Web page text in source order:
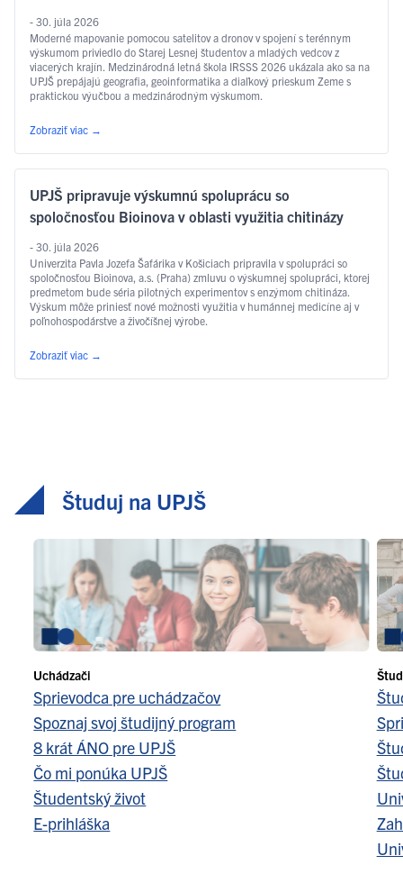
- 30. júla 2026
Moderné mapovanie pomocou satelitov a dronov v spojení s terénnym
výskumom priviedlo do Starej Lesnej študentov a mladých vedcov z
viacerých krajín. Medzinárodná letná škola IRSSS 2026 ukázala ako sa na
UPJŠ prepájajú geografia, geoinformatika a diaľkový prieskum Zeme s
praktickou výučbou a medzinárodným výskumom.
Zobraziť viac →
UPJŠ pripravuje výskumnú spoluprácu so
spoločnosťou Bioinova v oblasti využitia chitinázy
- 30. júla 2026
Univerzita Pavla Jozefa Šafárika v Košiciach pripravila v spolupráci so
spoločnosťou Bioinova, a.s. (Praha) zmluvu o výskumnej spolupráci, ktorej
predmetom bude séria pilotných experimentov s enzýmom chitináza.
Výskum môže priniesť nové možnosti využitia v humánnej medicíne aj v
poľnohospodárstve a živočíšnej výrobe.
Zobraziť viac →
Študuj na UPJŠ
Uchádzači
Sprievodca pre uchádzačov
Spoznaj svoj študijný program
8 krát ÁNO pre UPJŠ
Čo mi ponúka UPJŠ
Študentský život
E-prihláška